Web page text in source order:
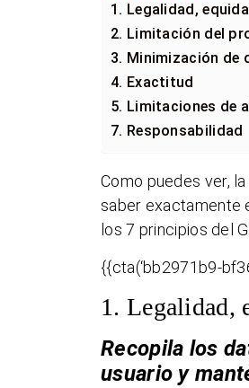
1. Legalidad,
2. Limitación del
3. Minimización de
4. Exactitud
5. Limitaciones de
7. Responsabilidad
Como puedes ver,
saber exactamente
los 7 principios del
{{cta(‘bb2971b9-
1. Legalidad,
Recopila los
usuario y